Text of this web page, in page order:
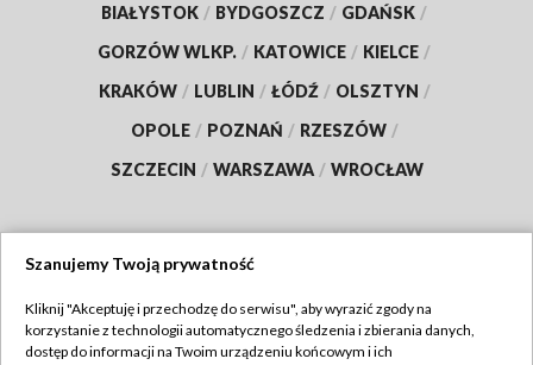
BIAŁYSTOK / BYDGOSZCZ / GDAŃSK /
GORZÓW WLKP. / KATOWICE / KIELCE /
KRAKÓW / LUBLIN / ŁÓDŹ / OLSZTYN /
OPOLE / POZNAŃ / RZESZÓW /
SZCZECIN / WARSZAWA / WROCŁAW
TVP
Szanujemy Twoją prywatność
Kliknij "Akceptuję i przechodzę do serwisu", aby wyrazić zgody na
korzystanie z technologii automatycznego śledzenia i zbierania danych,
dostęp do informacji na Twoim urządzeniu końcowym i ich